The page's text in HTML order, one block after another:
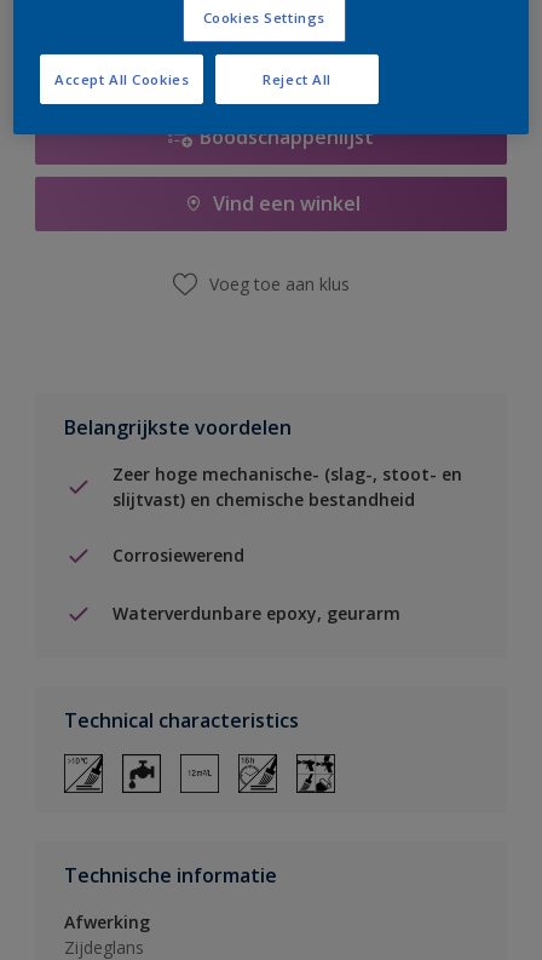
Boodschappenlijst
Vind een winkel
Voeg toe aan klus
Belangrijkste voordelen
Zeer hoge mechanische- (slag-, stoot- en
slijtvast) en chemische bestandheid
Corrosiewerend
Waterverdunbare epoxy, geurarm
Technical characteristics
Technische informatie
Afwerking
Zijdeglans
Cookies Settings
Reject All
Accept All Cookies